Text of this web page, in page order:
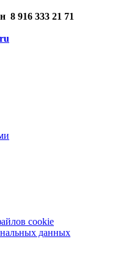
8 916 333 21 71
cookie
данных